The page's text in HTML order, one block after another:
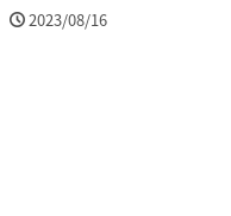
2023/08/16